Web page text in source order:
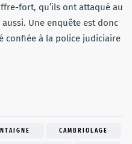
fort, qu’ils ont attaqué au
Une enquête est donc
confiée à la police judiciaire
CAMBRIOLAGE